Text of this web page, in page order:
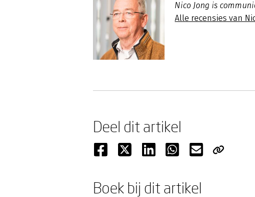
Nico Jong is
Alle recensies van
Deel dit artikel
Boek bij dit artikel